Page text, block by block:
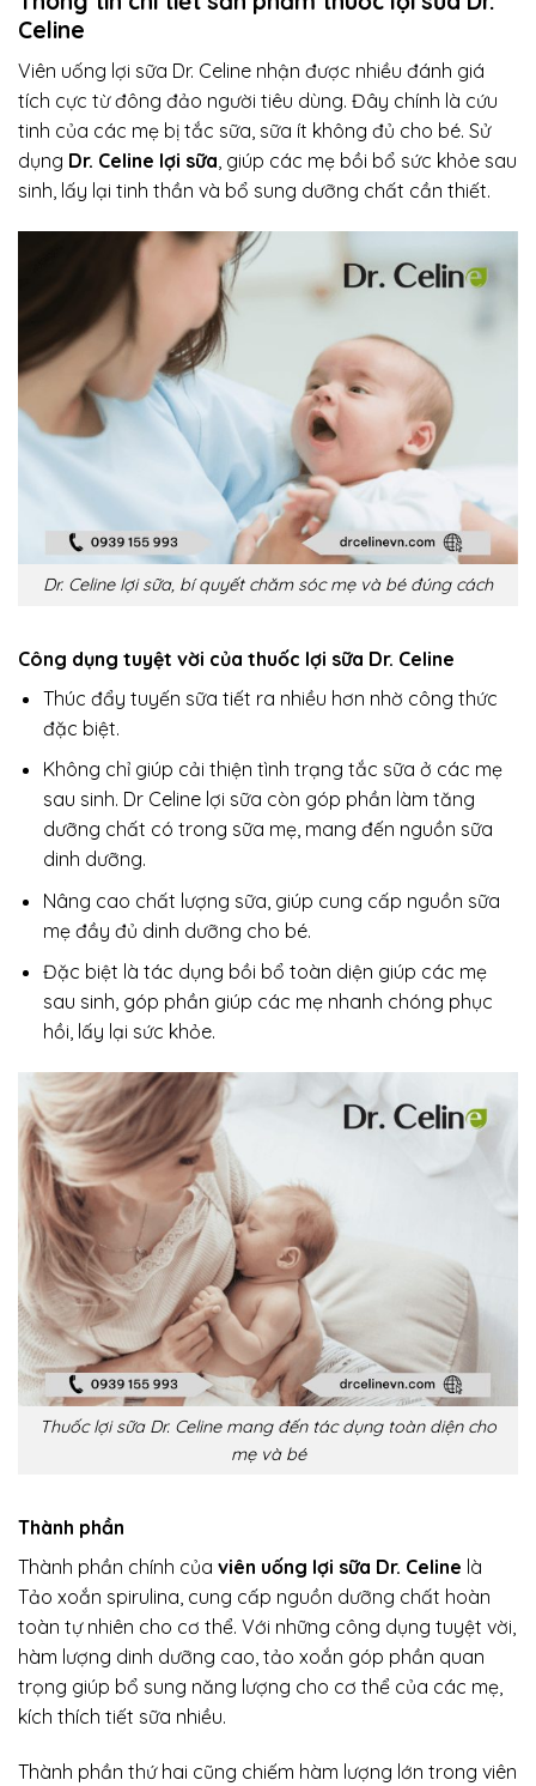
Celine
Viên uống lợi sữa Dr. Celine nhận được nhiều đánh giá
tích cực từ đông đảo người tiêu dùng. Đây chính là cứu
tinh của các mẹ bị tắc sữa, sữa ít không đủ cho bé. Sử
dụng Dr. Celine lợi sữa , giúp các mẹ bồi bổ sức khỏe sau
sinh, lấy lại tinh thần và bổ sung dưỡng chất cần thiết.
Dr. Celine lợi sữa, bí quyết chăm sóc mẹ và bé đúng cách
Công dụng tuyệt vời của thuốc lợi sữa Dr. Celine
Thúc đẩy tuyến sữa tiết ra nhiều hơn nhờ công thức
đặc biệt.
Không chỉ giúp cải thiện tình trạng tắc sữa ở các mẹ
sau sinh. Dr Celine lợi sữa còn góp phần làm tăng
dưỡng chất có trong sữa mẹ, mang đến nguồn sữa
dinh dưỡng.
Nâng cao chất lượng sữa, giúp cung cấp nguồn sữa
mẹ đầy đủ dinh dưỡng cho bé.
Đặc biệt là tác dụng bồi bổ toàn diện giúp các mẹ
sau sinh, góp phần giúp các mẹ nhanh chóng phục
hồi, lấy lại sức khỏe.
Thuốc lợi sữa Dr. Celine mang đến tác dụng toàn diện cho
mẹ và bé
Thành phần
Thành phần chính của viên uống lợi sữa Dr. Celine là
Tảo xoắn spirulina, cung cấp nguồn dưỡng chất hoàn
toàn tự nhiên cho cơ thể. Với những công dụng tuyệt vời,
hàm lượng dinh dưỡng cao, tảo xoắn góp phần quan
trọng giúp bổ sung năng lượng cho cơ thể của các mẹ,
kích thích tiết sữa nhiều.
Thành phần thứ hai cũng chiếm hàm lượng lớn trong viên